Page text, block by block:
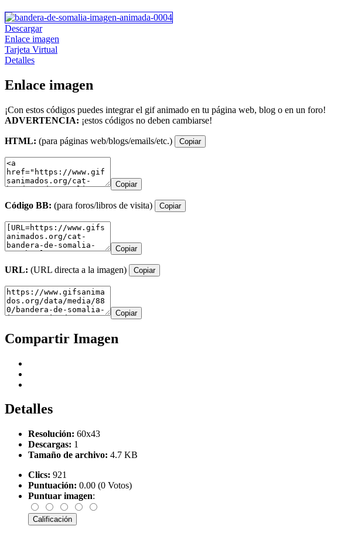
Descargar
Enlace imagen
Tarjeta Virtual
Detalles
Enlace imagen
¡Con estos códigos puedes integrar el gif animado en tu página web, blog o en un foro!
ADVERTENCIA: ¡estos códigos no deben cambiarse!
HTML: (para páginas web/blogs/emails/etc.) Copiar
Copiar
Código BB: (para foros/libros de visita) Copiar
Copiar
URL: (URL directa a la imagen) Copiar
Copiar
Compartir Imagen
Detalles
Resolución: 60x43
Descargas: 1
Tamaño de archivo: 4.7 KB
Clics: 921
Puntuación: 0.00 (0 Votos)
Puntuar imagen: